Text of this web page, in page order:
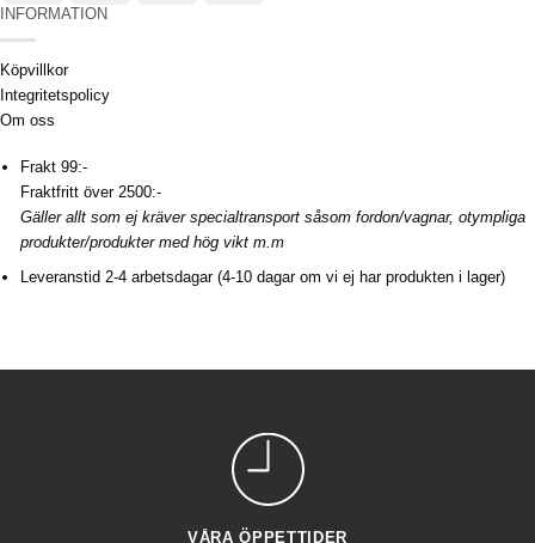
INFORMATION
Köpvillkor
Integritetspolicy
Om oss
Frakt 99:-
Fraktfritt över 2500:-
Gäller allt som ej kräver specialtransport såsom fordon/vagnar, otympliga
produkter/produkter med hög vikt m.m
Leveranstid 2-4 arbetsdagar (4-10 dagar om vi ej har produkten i lager)
VÅRA ÖPPETTIDER